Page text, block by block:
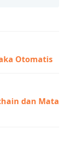
Otomatis
dan Mata